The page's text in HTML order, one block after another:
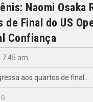
Naomi Osaka
de Final do US
Confiança
7.45 am
aos quartos de final…